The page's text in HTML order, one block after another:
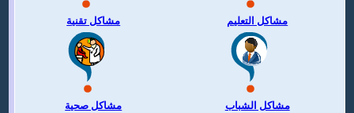
مشاكل تقنية مشاكل التعليم
مشاكل صحية مشاكل الشباب